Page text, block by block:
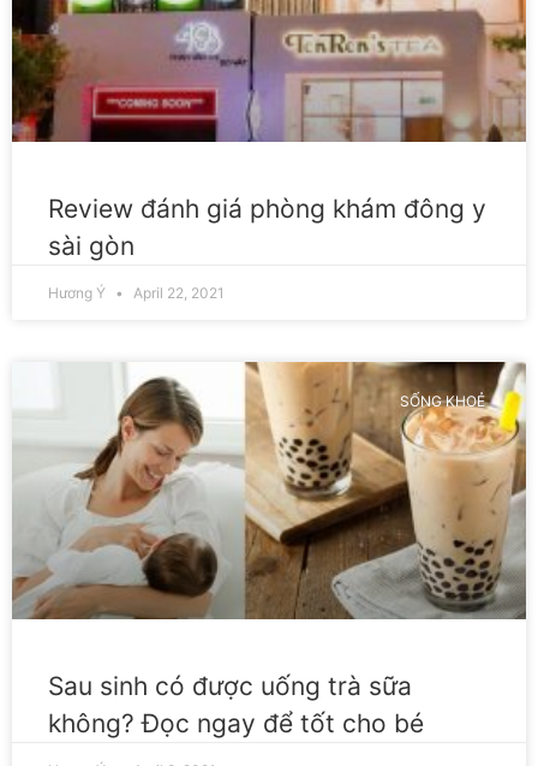
Review đánh giá phòng khám đông y
sài gòn
Hương Ý April 22, 2021
SỐNG KHOẺ
Sau sinh có được uống trà sữa
không? Đọc ngay để tốt cho bé